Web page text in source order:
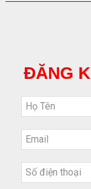
ĐĂNG